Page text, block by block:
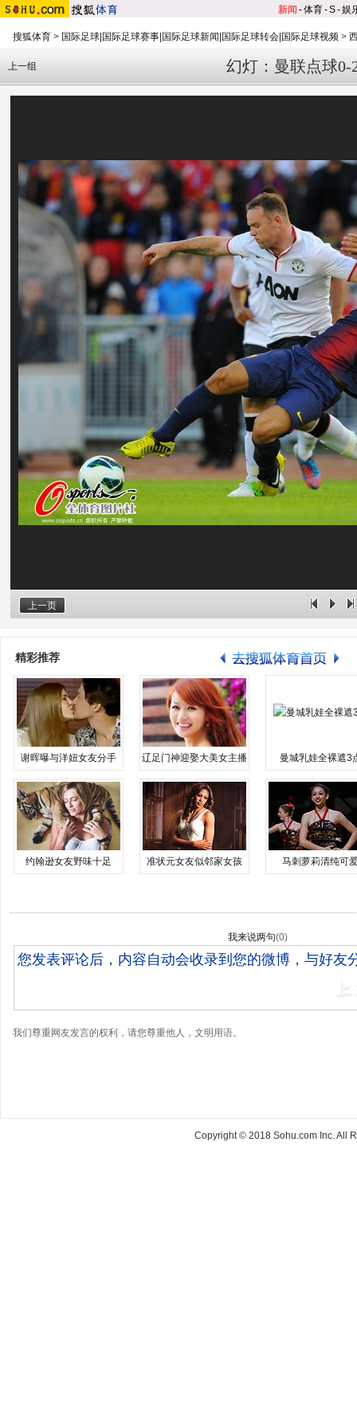
新闻 -体育-S-娱
搜狐体育 > 国际足球|国际足球赛事|国际足球新闻|国际足球转会|国际足球视频 >
幻灯：曼联点球
上一组
上一页
精彩推荐
谢晖曝与洋妞女友分手 辽足门神迎娶大美女主播 曼城乳娃全裸遮3
约翰逊女友野味十足 准状元女友似邻家女孩 马刺萝莉清纯可
我来说两句(0)
我们尊重网友发言的权利，请您尊重他人，文明用语。
Copyright © 2018 Sohu.com Inc. All